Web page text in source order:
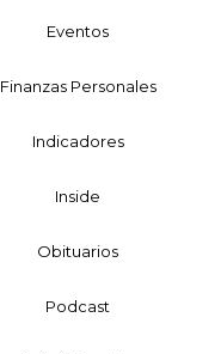
Eventos
Finanzas Personales
Indicadores
Inside
Obituarios
Podcast